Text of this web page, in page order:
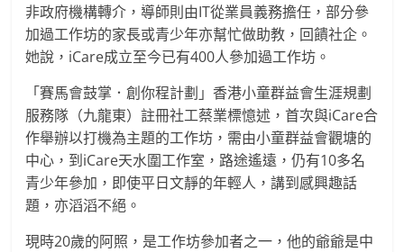
非政府機構轉介，導師則由IT從業員義務擔任，部分參
加過工作坊的家長或青少年亦幫忙做助教，回饋社企。
她說，iCare成立至今已有400人參加過工作坊。
「賽馬會鼓掌．創你程計劃」香港小童群益會生涯規劃
服務隊（九龍東）註冊社工蔡業標憶述，首次與iCare合
作舉辦以打機為主題的工作坊，需由小童群益會觀塘的
中心，到iCare天水圍工作室，路途遙遠，仍有10多名
青少年參加，即使平日文靜的年輕人，講到感興趣話
題，亦滔滔不絕。
現時20歲的阿照，是工作坊參加者之一，他的爺爺是中